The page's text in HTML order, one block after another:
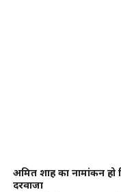
अमित शाह का नामांकन
दरवाजा